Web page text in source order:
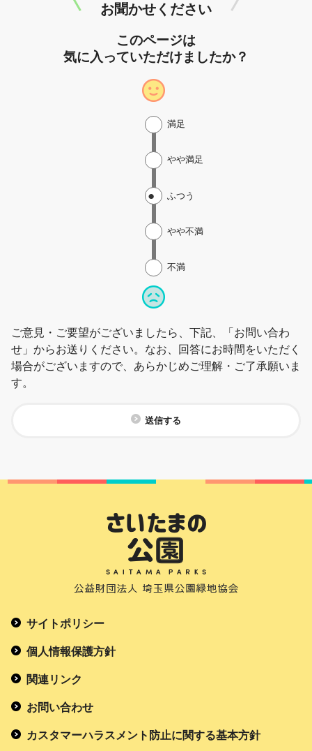
お聞かせください
このページは
気に入っていただけましたか？
不満
やや不満
ふつう
やや満足
満足
ご意見・ご要望がございましたら、下記、「お問い合わ
せ」からお送りください。なお、回答にお時間をいただく
場合がございますので、あらかじめご理解・ご了承願いま
す。
送信する
サイトポリシー
個人情報保護方針
関連リンク
お問い合わせ
カスタマーハラスメント防止に関する基本方針